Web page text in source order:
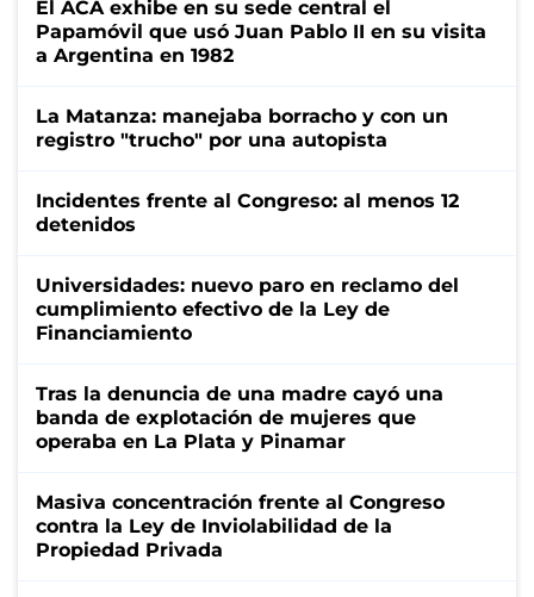
El ACA exhibe en su sede central el
Papamóvil que usó Juan Pablo II en su visita
a Argentina en 1982
La Matanza: manejaba borracho y con un
registro "trucho" por una autopista
Incidentes frente al Congreso: al menos 12
detenidos
Universidades: nuevo paro en reclamo del
cumplimiento efectivo de la Ley de
Financiamiento
Tras la denuncia de una madre cayó una
banda de explotación de mujeres que
operaba en La Plata y Pinamar
Masiva concentración frente al Congreso
contra la Ley de Inviolabilidad de la
Propiedad Privada